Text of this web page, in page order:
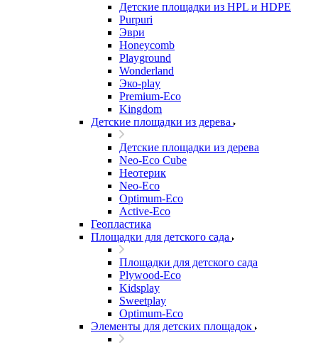
Детские площадки из HPL и HDPE
Purpuri
Эври
Honeycomb
Playground
Wonderland
Эко-play
Premium-Eco
Kingdom
Детские площадки из дерева
Детские площадки из дерева
Neo-Eco Cube
Неотерик
Neo-Eco
Оptimum-Еco
Active-Eco
Геопластика
Площадки для детского сада
Площадки для детского сада
Plywood-Eco
Kidsplay
Sweetplay
Оptimum-Еco
Элементы для детских площадок